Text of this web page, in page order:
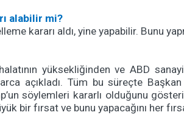
alabilir mi?
kararı aldı, yine yapabilir. Bunu
yüksekliğinden ve ABD
açıkladı. Tüm bu süreçte
söylemleri kararlı olduğunu
bir fırsat ve bunu yapacağını her